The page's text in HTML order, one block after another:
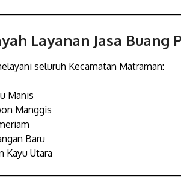
Layanan Jasa Buang
seluruh Kecamatan Matraman:
Manis
Manggis
Baru
Kayu Utara